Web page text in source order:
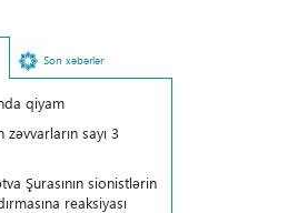
Son xəbərlər
qiyam
sayı 3
Şurasının sionistlərin
reaksiyası